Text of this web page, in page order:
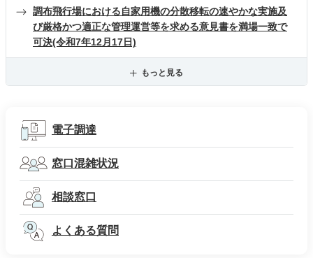
調布飛行場における自家用機の分散移転の速やかな実施及
び厳格かつ適正な管理運営等を求める意見書を満場一致で
可決(令和7年12月17日)
もっと見る
電子調達
窓口混雑状況
相談窓口
よくある質問